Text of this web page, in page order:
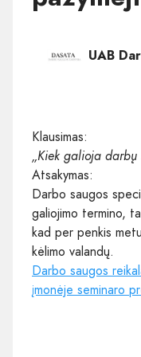
UAB
Klausimas:
„Kiek galioja darbų
Atsakymas:
Darbo saugos
galiojimo termino,
kad per penkis
kėlimo valandų.
Darbo saugos
įmonėje seminaro